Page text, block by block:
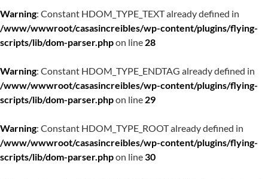
Warning: Constant HDOM_TYPE_TEXT already defined in
/www/wwwroot/casasincreibles/wp-content/plugins/flying-
scripts/lib/dom-parser.phpon line 28
Warning: Constant HDOM_TYPE_ENDTAG already defined in
/www/wwwroot/casasincreibles/wp-content/plugins/flying-
scripts/lib/dom-parser.phpon line 29
Warning: Constant HDOM_TYPE_ROOT already defined in
/www/wwwroot/casasincreibles/wp-content/plugins/flying-
scripts/lib/dom-parser.phpon line30